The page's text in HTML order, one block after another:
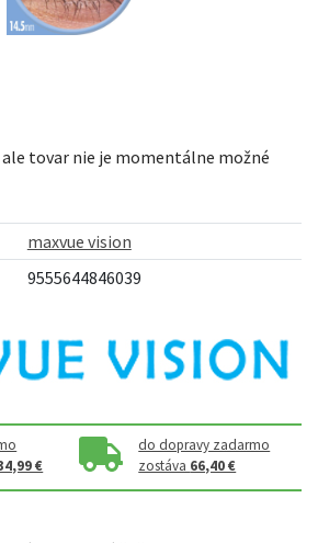
tovar nie je momentálne možné
maxvue vision
9555644846039
€
do dopravy zadarmo
zostáva 66,40 €